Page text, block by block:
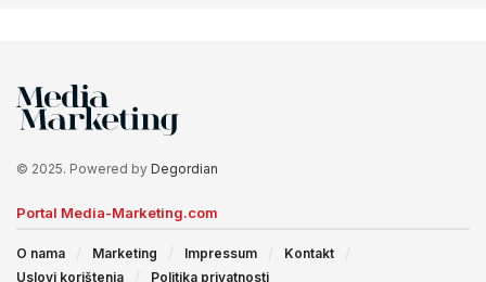
© 2025. Powered by Degordian
Portal Media-Marketing.com
O nama Marketing Impressum
Kontakt
Uslovi korištenja
Politika privatnosti